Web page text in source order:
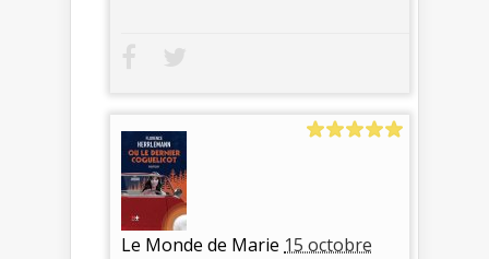
Le Monde de Marie 15 octobre